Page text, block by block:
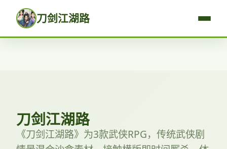
刀剑江湖路
刀剑江湖路
《刀剑江湖路》为3款武侠RPG，传统武侠剧